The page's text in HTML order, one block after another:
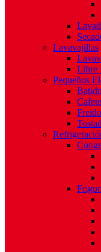
Lavavajillas
Libre
Pequeños